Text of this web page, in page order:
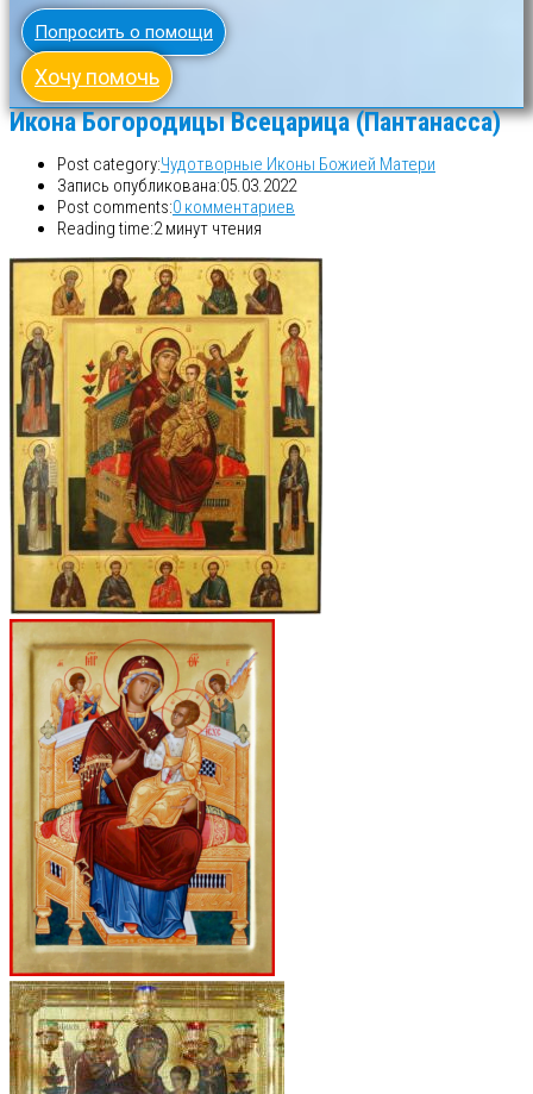
Попросить о помощи
Хочу помочь
Икона Богородицы Всецарица (Пантанасса)
Post category:Чудотворные Иконы Божией Матери
Запись опубликована:05.03.2022
Post comments:0 комментариев
Reading time:2 минут чтения